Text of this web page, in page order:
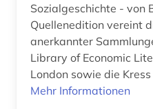
englisch (12)
entwicklungshilfe (1)
Sozialgeschichte - von
Quellenedition vereint
anerkannter
Library of Economic
London sowie die
Mehr Informationen